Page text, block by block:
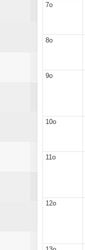
7ο
8ο
9ο
10ο
11ο
12ο